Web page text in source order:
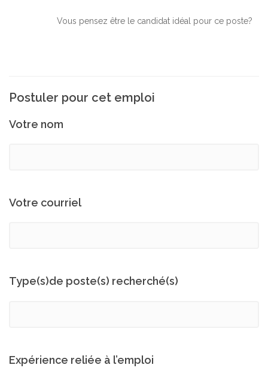
Vous pensez être le candidat idéal pour ce poste?
Postuler pour cet emploi
Votre nom
Votre courriel
Type(s)de poste(s) recherché(s)
Expérience reliée à l’emploi